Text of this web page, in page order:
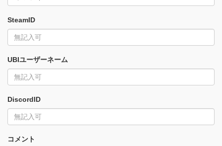
SteamID
UBIユーザーネーム
DiscordID
コメント